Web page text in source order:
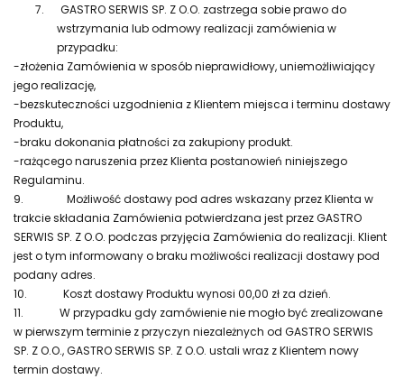
7.
GASTRO SERWIS SP. Z O.O. zastrzega sobie prawo do
wstrzymania lub odmowy realizacji zamówienia w
przypadku:
-złożenia Zamówienia w sposób nieprawidłowy, uniemożliwiający
jego realizację,
-bezskuteczności uzgodnienia z Klientem miejsca i terminu dostawy
Produktu,
-braku dokonania płatności za zakupiony produkt.
-rażącego naruszenia przez Klienta postanowień niniejszego
Regulaminu.
9.
Możliwość dostawy pod adres wskazany przez Klienta w
trakcie składania Zamówienia potwierdzana jest przez GASTRO
SERWIS SP. Z O.O. podczas przyjęcia Zamówienia do realizacji. Klient
jest o tym informowany o braku możliwości realizacji dostawy pod
podany adres.
10.
Koszt dostawy Produktu wynosi 00,00 zł za dzień.
11.
W przypadku gdy zamówienie nie mogło być zrealizowane
w pierwszym terminie z przyczyn niezależnych od GASTRO SERWIS
SP. Z O.O., GASTRO SERWIS SP. Z O.O. ustali wraz z Klientem nowy
termin dostawy.